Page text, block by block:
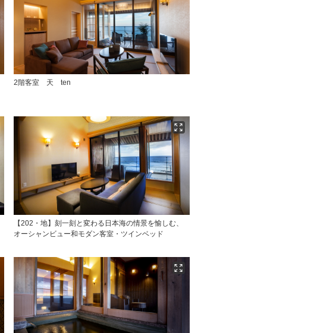
2階客室 天 ten
【202・地】刻一刻と変わる日本海の情景を愉しむ、
オーシャンビュー和モダン客室・ツインベッド